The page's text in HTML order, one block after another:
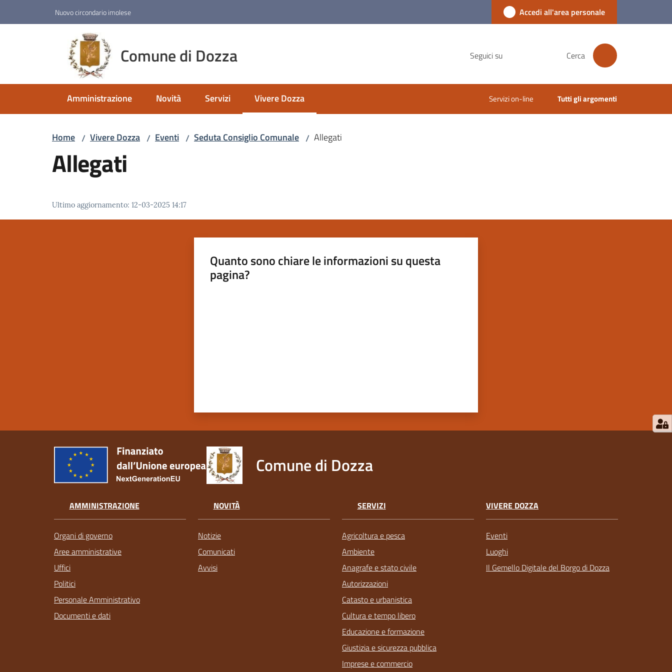
Nuovo circondario imolese Accedi all'area personale
Comune di Dozza Seguici su Cerca
Amministrazione Novità Servizi Vivere Dozza
Menu selezionato Servizi on-line Tutti gli argomenti
Home / Vivere Dozza / Eventi / Seduta Consiglio Comunale / Allegati
Allegati
Ultimo aggiornamento: 12-03-2025 14:17
Quanto sono chiare le informazioni su questa
pagina?
Comune di Dozza
AMMINISTRAZIONE
Organi di governo
Aree amministrative
Uffici
Politici
Personale Amministrativo
Documenti e dati
NOVITÀ
Notizie
Comunicati
Avvisi
SERVIZI
Agricoltura e pesca
Ambiente
Anagrafe e stato civile
Autorizzazioni
Catasto e urbanistica
Cultura e tempo libero
Educazione e formazione
Giustizia e sicurezza pubblica
Imprese e commercio
VIVERE DOZZA
Eventi
Luoghi
Il Gemello Digitale del Borgo di Dozza